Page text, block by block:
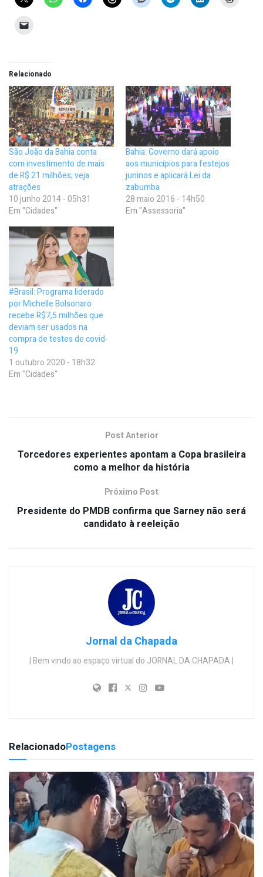
Relacionado
São João da Bahia conta
com investimento de mais
de R$ 21 milhões; veja
atrações
10 junho 2014 - 05h31
Em "Cidades"
Bahia: Governo dará apoio
aos municípios para festejos
juninos e aplicará Lei da
zabumba
28 maio 2016 - 14h50
Em "Assessoria"
#Brasil: Programa liderado
por Michelle Bolsonaro
recebe R$7,5 milhões que
deviam ser usados na
compra de testes de covid-
19
1 outubro 2020 - 18h32
Em "Cidades"
Post Anterior
Torcedores experientes apontam a Copa brasileira
como a melhor da história
Próximo Post
Presidente do PMDB confirma que Sarney não será
candidato à reeleição
Jornal da Chapada
| Bem vindo ao espaço virtual do JORNAL DA CHAPADA |
RelacionadoPostagens